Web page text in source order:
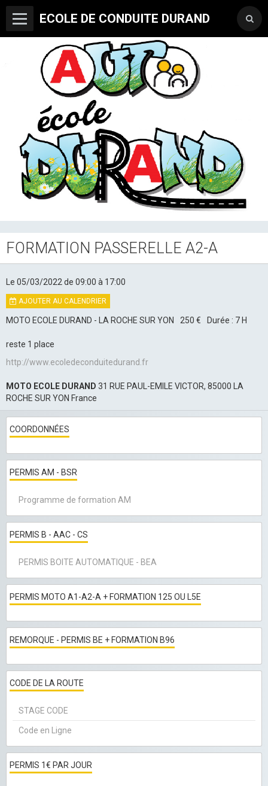
ECOLE DE CONDUITE DURAND
FORMATION PASSERELLE A2-A
Le 05/03/2022de 09:00 à 17:00
AJOUTER AU CALENDRIER
MOTO ECOLE DURAND - LA ROCHE SUR YON 250 € Durée : 7 H
reste 1 place
http://www.ecoledeconduitedurand.fr
MOTO ECOLE DURAND 31 RUE PAUL-EMILE VICTOR, 85000 LA
ROCHE SUR YON France
COORDONNÉES
PERMIS AM - BSR
Programme de formation AM
PERMIS B - AAC - CS
PERMIS BOITE AUTOMATIQUE - BEA
PERMIS MOTO A1-A2-A + FORMATION 125 OU L5E
REMORQUE - PERMIS BE + FORMATION B96
CODE DE LA ROUTE
STAGE CODE
Code en Ligne
PERMIS 1€ PAR JOUR